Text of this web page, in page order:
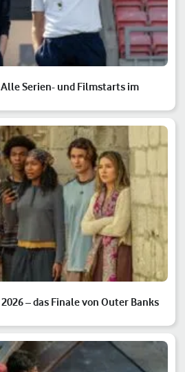
Alle Serien- und Filmstarts im
– das Finale von Outer Banks